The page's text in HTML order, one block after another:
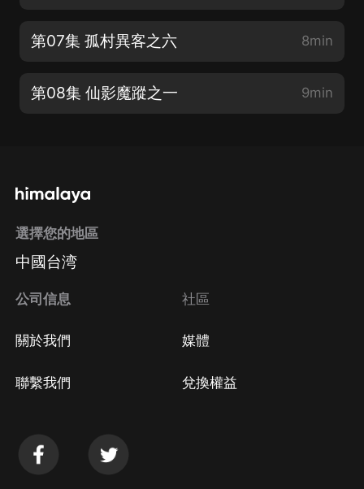
第07集 孤村異客之六 8min
第08集 仙影魔蹤之一 9min
選擇您的地區
中國台湾
公司信息
關於我們
聯繫我們
社區
媒體
兌換權益